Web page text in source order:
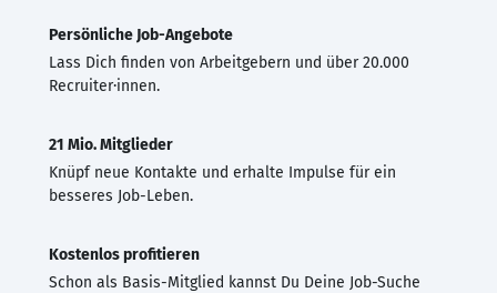
Persönliche Job-Angebote
Lass Dich finden von Arbeitgebern und über 20.000
Recruiter·innen.
21 Mio. Mitglieder
Knüpf neue Kontakte und erhalte Impulse für ein
besseres Job-Leben.
Kostenlos profitieren
Schon als Basis-Mitglied kannst Du Deine Job-Suche